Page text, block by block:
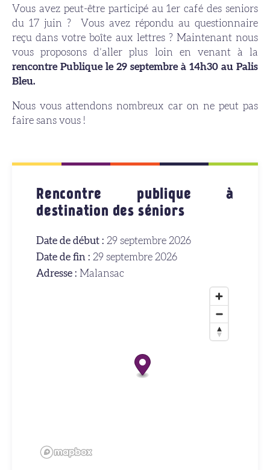
Vous avez peut-être participé au 1er café des seniors
du 17 juin ? Vous avez répondu au questionnaire
reçu dans votre boîte aux lettres ? Maintenant nous
vous proposons d’aller plus loin en venant à la
rencontre Publique le 29 septembre à 14h30 au Palis
Bleu.
Nous vous attendons nombreux car on ne peut pas
faire sans vous !
Rencontre publique à
destination des séniors
Date de début : 29 septembre 2026
Date de fin : 29 septembre 2026
Adresse : Malansac